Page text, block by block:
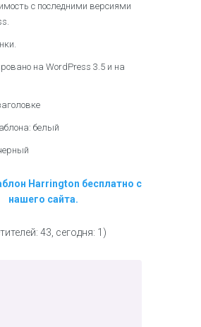
с последними версиями
на WordPress 3.5 и на
белый
Harrington бесплатно с
нашего сайта.
43, сегодня: 1)